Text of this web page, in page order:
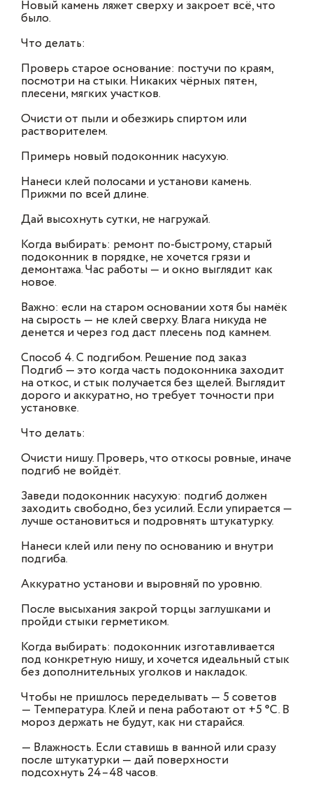
Новый камень ляжет сверху и закроет всё, что
было.
Что делать:
Проверь старое основание: постучи по краям,
посмотри на стыки. Никаких чёрных пятен,
плесени, мягких участков.
Очисти от пыли и обезжирь спиртом или
растворителем.
Примерь новый подоконник насухую.
Нанеси клей полосами и установи камень.
Прижми по всей длине.
Дай высохнуть сутки, не нагружай.
Когда выбирать: ремонт по-быстрому, старый
подоконник в порядке, не хочется грязи и
демонтажа. Час работы — и окно выглядит как
новое.
Важно: если на старом основании хотя бы намёк
на сырость — не клей сверху. Влага никуда не
денется и через год даст плесень под камнем.
Способ 4. С подгибом. Решение под заказ
Подгиб — это когда часть подоконника заходит
на откос, и стык получается без щелей. Выглядит
дорого и аккуратно, но требует точности при
установке.
Что делать:
Очисти нишу. Проверь, что откосы ровные, иначе
подгиб не войдёт.
Заведи подоконник насухую: подгиб должен
заходить свободно, без усилий. Если упирается —
лучше остановиться и подровнять штукатурку.
Нанеси клей или пену по основанию и внутри
подгиба.
Аккуратно установи и выровняй по уровню.
После высыхания закрой торцы заглушками и
пройди стыки герметиком.
Когда выбирать: подоконник изготавливается
под конкретную нишу, и хочется идеальный стык
без дополнительных уголков и накладок.
Чтобы не пришлось переделывать — 5 советов
— Температура. Клей и пена работают от +5 °C. В
мороз держать не будут, как ни старайся.
— Влажность. Если ставишь в ванной или сразу
после штукатурки — дай поверхности
подсохнуть 24–48 часов.